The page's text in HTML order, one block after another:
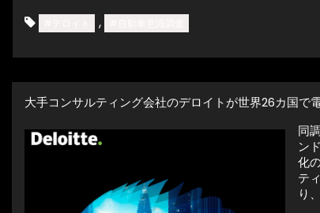
,
大手コンサルティング会社のデロイトが世界26カ国で
同
ン
化
テ
り